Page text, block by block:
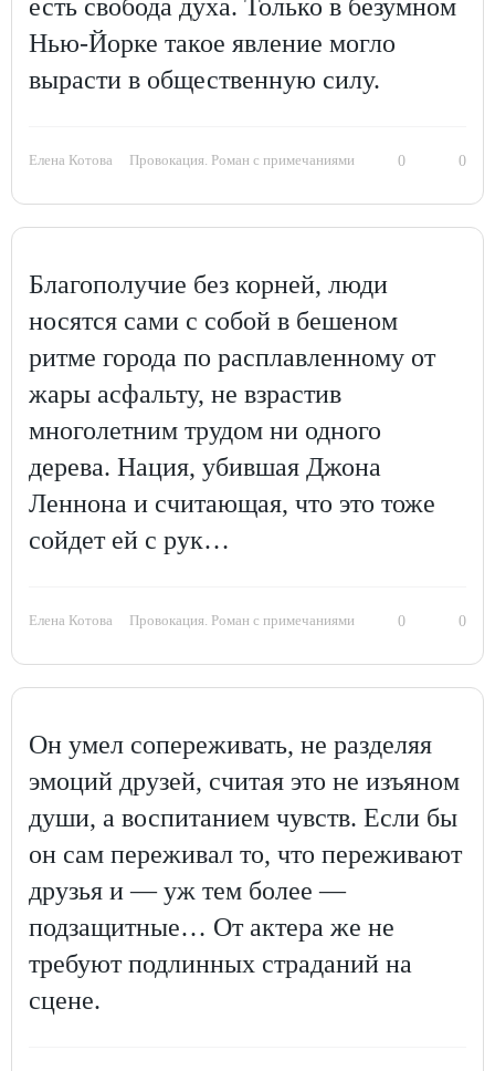
есть свобода духа. Только в безумном
Нью-Йорке такое явление могло
вырасти в общественную силу.
Елена Котова Провокация. Роман с примечаниями 0 0
Благополучие без корней, люди
носятся сами с собой в бешеном
ритме города по расплавленному от
жары асфальту, не взрастив
многолетним трудом ни одного
дерева. Нация, убившая Джона
Леннона и считающая, что это тоже
сойдет ей с рук…
Елена Котова Провокация. Роман с примечаниями 0 0
Он умел сопереживать, не разделяя
эмоций друзей, считая это не изъяном
души, а воспитанием чувств. Если бы
он сам переживал то, что переживают
друзья и — уж тем более —
подзащитные… От актера же не
требуют подлинных страданий на
сцене.